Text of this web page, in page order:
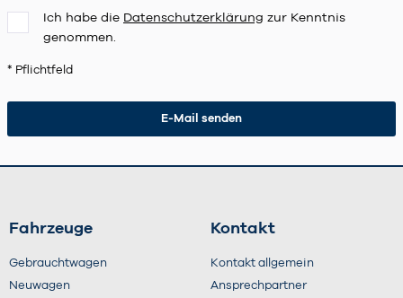
Ich habe die Datenschutzerklärung zur Kenntnis
genommen.
* Pflichtfeld
Fahrzeuge
Gebrauchtwagen
Neuwagen
Kontakt
Kontakt allgemein
Ansprechpartner